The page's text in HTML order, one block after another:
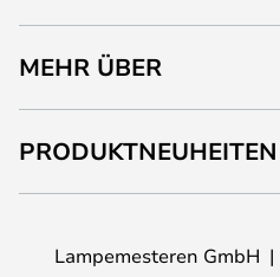
MEHR ÜBER
PRODUKTNEUHEITEN
Lampemesteren GmbH